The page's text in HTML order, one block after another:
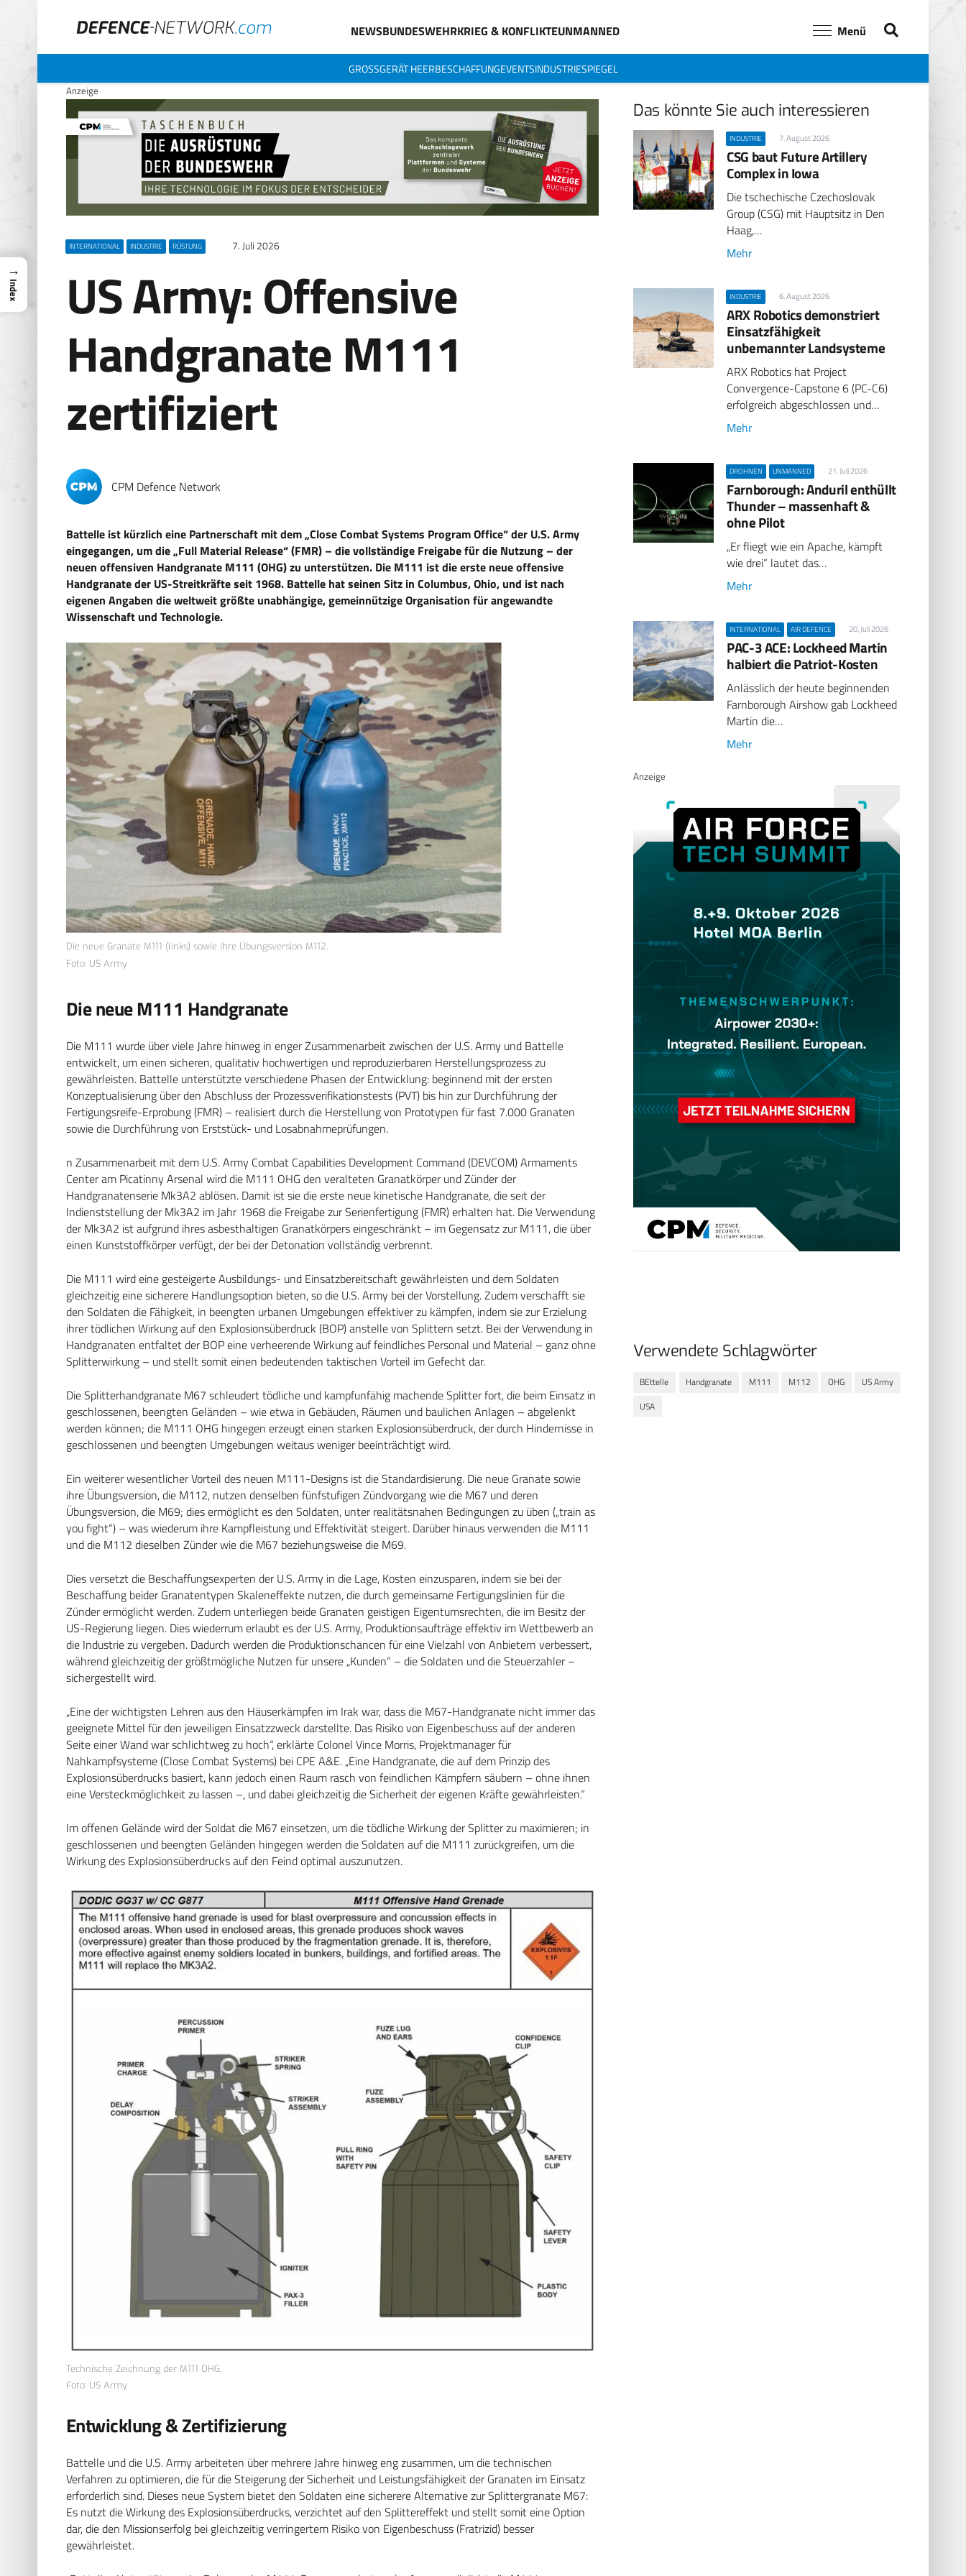
NEWSBUNDESWEHRKRIEG & KONFLIKTEUNMANNED Menü
GROSSGERÄT HEERBESCHAFFUNGEVENTSINDUSTRIESPIEGEL
Anzeige
INTERNATIONAL INDUSTRIE RÜSTUNG 7. Juli 2026
US Army: Offensive
Handgranate M111
zertifiziert
CPM Defence Network
Battelle ist kürzlich eine Partnerschaft mit dem „Close Combat Systems Program Office“ der U.S. Army
eingegangen, um die „Full Material Release“ (FMR) – die vollständige Freigabe für die Nutzung – der
neuen offensiven Handgranate M111 (OHG) zu unterstützen. Die M111 ist die erste neue offensive
Handgranate der US-Streitkräfte seit 1968. Battelle hat seinen Sitz in Columbus, Ohio, und ist nach
eigenen Angaben die weltweit größte unabhängige, gemeinnützige Organisation für angewandte
Wissenschaft und Technologie.
Die neue Granate M111 (links) sowie ihre Übungsversion M112.
Foto: US Army
Die neue M111 Handgranate
Die M111 wurde über viele Jahre hinweg in enger Zusammenarbeit zwischen der U.S. Army und Battelle
entwickelt, um einen sicheren, qualitativ hochwertigen und reproduzierbaren Herstellungsprozess zu
gewährleisten. Battelle unterstützte verschiedene Phasen der Entwicklung: beginnend mit der ersten
Konzeptualisierung über den Abschluss der Prozessverifikationstests (PVT) bis hin zur Durchführung der
Fertigungsreife-Erprobung (FMR) – realisiert durch die Herstellung von Prototypen für fast 7.000 Granaten
sowie die Durchführung von Erststück- und Losabnahmeprüfungen.
n Zusammenarbeit mit dem U.S. Army Combat Capabilities Development Command (DEVCOM) Armaments
Center am Picatinny Arsenal wird die M111 OHG den veralteten Granatkörper und Zünder der
Handgranatenserie Mk3A2 ablösen. Damit ist sie die erste neue kinetische Handgranate, die seit der
Indienststellung der Mk3A2 im Jahr 1968 die Freigabe zur Serienfertigung (FMR) erhalten hat. Die Verwendung
der Mk3A2 ist aufgrund ihres asbesthaltigen Granatkörpers eingeschränkt – im Gegensatz zur M111, die über
einen Kunststoffkörper verfügt, der bei der Detonation vollständig verbrennt.
Die M111 wird eine gesteigerte Ausbildungs- und Einsatzbereitschaft gewährleisten und dem Soldaten
gleichzeitig eine sicherere Handlungsoption bieten, so die U.S. Army bei der Vorstellung. Zudem verschafft sie
den Soldaten die Fähigkeit, in beengten urbanen Umgebungen effektiver zu kämpfen, indem sie zur Erzielung
ihrer tödlichen Wirkung auf den Explosionsüberdruck (BOP) anstelle von Splittern setzt. Bei der Verwendung in
Handgranaten entfaltet der BOP eine verheerende Wirkung auf feindliches Personal und Material – ganz ohne
Splitterwirkung – und stellt somit einen bedeutenden taktischen Vorteil im Gefecht dar.
Die Splitterhandgranate M67 schleudert tödliche und kampfunfähig machende Splitter fort, die beim Einsatz in
geschlossenen, beengten Geländen – wie etwa in Gebäuden, Räumen und baulichen Anlagen – abgelenkt
werden können; die M111 OHG hingegen erzeugt einen starken Explosionsüberdruck, der durch Hindernisse in
geschlossenen und beengten Umgebungen weitaus weniger beeinträchtigt wird.
Ein weiterer wesentlicher Vorteil des neuen M111-Designs ist die Standardisierung. Die neue Granate sowie
ihre Übungsversion, die M112, nutzen denselben fünfstufigen Zündvorgang wie die M67 und deren
Übungsversion, die M69; dies ermöglicht es den Soldaten, unter realitätsnahen Bedingungen zu üben („train as
you fight“) – was wiederum ihre Kampfleistung und Effektivität steigert. Darüber hinaus verwenden die M111
und die M112 dieselben Zünder wie die M67 beziehungsweise die M69.
Dies versetzt die Beschaffungsexperten der U.S. Army in die Lage, Kosten einzusparen, indem sie bei der
Beschaffung beider Granatentypen Skaleneffekte nutzen, die durch gemeinsame Fertigungslinien für die
Zünder ermöglicht werden. Zudem unterliegen beide Granaten geistigen Eigentumsrechten, die im Besitz der
US-Regierung liegen. Dies wiederrum erlaubt es der U.S. Army, Produktionsaufträge effektiv im Wettbewerb an
die Industrie zu vergeben. Dadurch werden die Produktionschancen für eine Vielzahl von Anbietern verbessert,
während gleichzeitig der größtmögliche Nutzen für unsere „Kunden“ – die Soldaten und die Steuerzahler –
sichergestellt wird.
„Eine der wichtigsten Lehren aus den Häuserkämpfen im Irak war, dass die M67-Handgranate nicht immer das
geeignete Mittel für den jeweiligen Einsatzzweck darstellte. Das Risiko von Eigenbeschuss auf der anderen
Seite einer Wand war schlichtweg zu hoch“, erklärte Colonel Vince Morris, Projektmanager für
Nahkampfsysteme (Close Combat Systems) bei CPE A&E. „Eine Handgranate, die auf dem Prinzip des
Explosionsüberdrucks basiert, kann jedoch einen Raum rasch von feindlichen Kämpfern säubern – ohne ihnen
eine Versteckmöglichkeit zu lassen –, und dabei gleichzeitig die Sicherheit der eigenen Kräfte gewährleisten.“
Im offenen Gelände wird der Soldat die M67 einsetzen, um die tödliche Wirkung der Splitter zu maximieren; in
geschlossenen und beengten Geländen hingegen werden die Soldaten auf die M111 zurückgreifen, um die
Wirkung des Explosionsüberdrucks auf den Feind optimal auszunutzen.
Technische Zeichnung der M111 OHG.
Foto: US Army
Entwicklung & Zertifizierung
Battelle und die U.S. Army arbeiteten über mehrere Jahre hinweg eng zusammen, um die technischen
Verfahren zu optimieren, die für die Steigerung der Sicherheit und Leistungsfähigkeit der Granaten im Einsatz
erforderlich sind. Dieses neue System bietet den Soldaten eine sicherere Alternative zur Splittergranate M67:
Es nutzt die Wirkung des Explosionsüberdrucks, verzichtet auf den Splittereffekt und stellt somit eine Option
dar, die den Missionserfolg bei gleichzeitig verringertem Risiko von Eigenbeschuss (Fratrizid) besser
gewährleistet.
Das könnte Sie auch interessieren
INDUSTRIE 7. August 2026
CSG baut Future Artillery
Complex in Iowa
Die tschechische Czechoslovak
Group (CSG) mit Hauptsitz in Den
Haag,…
Mehr
INDUSTRIE 6. August 2026
ARX Robotics demonstriert
Einsatzfähigkeit
unbemannter Landsysteme
ARX Robotics hat Project
Convergence-Capstone 6 (PC-C6)
erfolgreich abgeschlossen und…
Mehr
DROHNEN UNMANNED 21. Juli 2026
Farnborough: Anduril enthüllt
Thunder – massenhaft &
ohne Pilot
„Er fliegt wie ein Apache, kämpft
wie drei“ lautet das…
Mehr
INTERNATIONAL AIR DEFENCE 20. Juli 2026
PAC-3 ACE: Lockheed Martin
halbiert die Patriot-Kosten
Anlässlich der heute beginnenden
Farnborough Airshow gab Lockheed
Martin die…
Mehr
Anzeige
Verwendete Schlagwörter
BEttelle Handgranate M111 M112 OHG
US Army
USA
→
Index